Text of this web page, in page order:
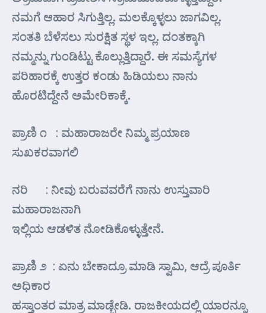
ನಮಗೆ ಆಹಾರ ಸಿಗುತ್ತಿಲ್ಲ. ಮಲಕ್ಕೊಳ್ಳಲು ಜಾಗವಿಲ್ಲ.
ಸಂತತಿ ಬೆಳೆಸಲು ಸುರಕ್ಷಿತ ಸ್ಥಳ ಇಲ್ಲ. ದಂತಕ್ಕಾಗಿ
ನಮ್ಮನ್ನು ಗುಂಡಿಟ್ಟು ಕೊಲ್ಲುತ್ತಿದ್ದಾರೆ. ಈ ಸಮಸ್ಯೆಗಳ
ಪರಿಹಾರಕ್ಕೆ ಉತ್ತರ ಕಂಡು ಹಿಡಿಯಲು ನಾನು
ಹೊರಟಿದ್ದೇನೆ ಅಮೇರಿಕಾಕ್ಕೆ.
ಪ್ರಾಣಿ ೧ : ಮಹಾರಾಜರೇ ನಿಮ್ಮ ಪ್ರಯಾಣ
ಸುಖಕರವಾಗಲಿ
ನರಿ : ನೀವು ಬರುವವರೆಗೆ ನಾನು ಉಸ್ತುವಾರಿ
ಮಹಾರಾಜನಾಗಿ
ಇಲ್ಲಿಯ ಆಡಳಿತ ನೋಡಿಕೊಳ್ಳುತ್ತೇನೆ.
ಪ್ರಾಣಿ ೨ : ಏನು ಬೇಕಾದ್ರೂ ಮಾಡಿ ಸ್ವಾಮಿ, ಆದ್ರೆ ಪೂರ್ತಿ
ಅಧಿಕಾರ
ಹಸ್ತಾಂತರ ಮಾತ್ರ ಮಾಡ್ಬೇಡಿ. ರಾಜಕೀಯದಲ್ಲಿ ಯಾರನ್ನೂ